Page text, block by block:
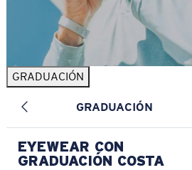
GRADUACIÓN
GRADUACIÓN
EYEWEAR CON
GRADUACIÓN COSTA